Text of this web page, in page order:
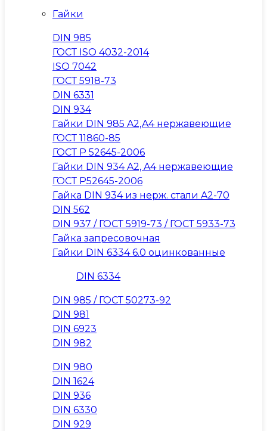
Гайки
DIN 985
ГОСТ ISO 4032-2014
ISO 7042
ГОСТ 5918-73
DIN 6331
DIN 934
Гайки DIN 985 A2,A4 нержавеющие
ГОСТ 11860-85
ГОСТ Р 52645-2006
Гайки DIN 934 A2, A4 нержавеющие
ГОСТ Р52645-2006
Гайка DIN 934 из нерж. стали A2-70
DIN 562
DIN 937 / ГОСТ 5919-73 / ГОСТ 5933-73
Гайка запресовочная
Гайки DIN 6334 6.0 оцинкованные
DIN 6334
DIN 985 / ГОСТ 50273-92
DIN 981
DIN 6923
DIN 982
DIN 980
DIN 1624
DIN 936
DIN 6330
DIN 929